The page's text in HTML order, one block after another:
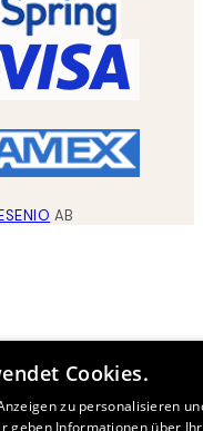
AB
Cookies.
zu personalisieren
geben Informationen über